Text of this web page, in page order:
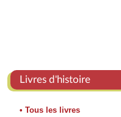
Livres d'histoire
• Tous les livres